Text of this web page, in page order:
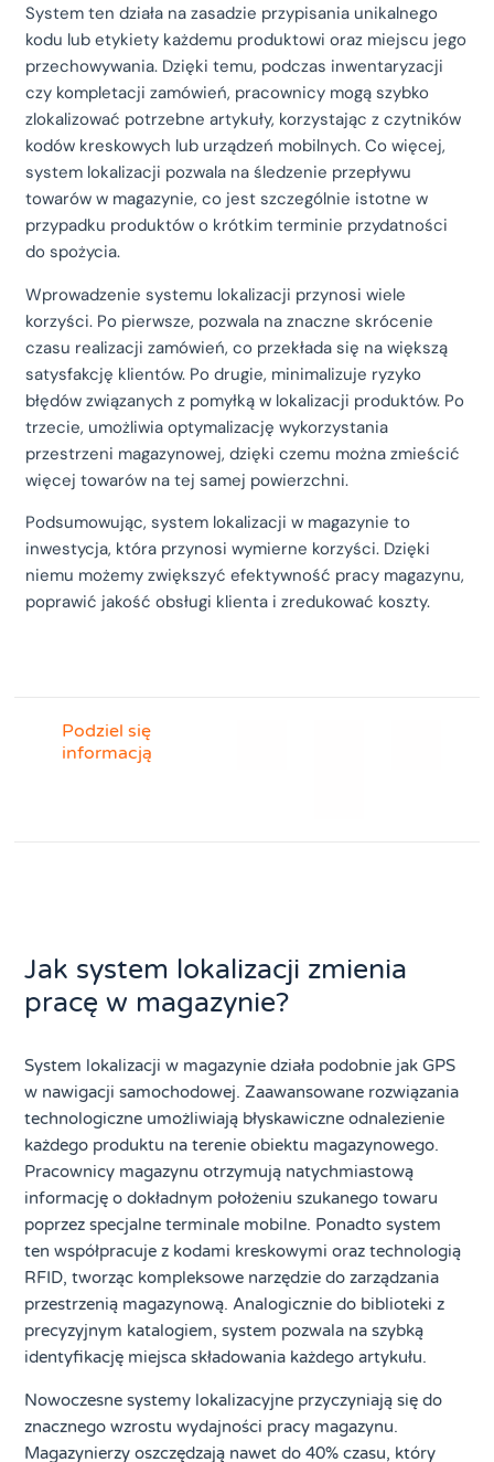
System ten działa na zasadzie przypisania unikalnego
kodu lub etykiety każdemu produktowi oraz miejscu jego
przechowywania. Dzięki temu, podczas inwentaryzacji
czy kompletacji zamówień, pracownicy mogą szybko
zlokalizować potrzebne artykuły, korzystając z czytników
kodów kreskowych lub urządzeń mobilnych. Co więcej,
system lokalizacji pozwala na śledzenie przepływu
towarów w magazynie, co jest szczególnie istotne w
przypadku produktów o krótkim terminie przydatności
do spożycia.
Wprowadzenie systemu lokalizacji przynosi wiele
korzyści. Po pierwsze, pozwala na znaczne skrócenie
czasu realizacji zamówień, co przekłada się na większą
satysfakcję klientów. Po drugie, minimalizuje ryzyko
błędów związanych z pomyłką w lokalizacji produktów. Po
trzecie, umożliwia optymalizację wykorzystania
przestrzeni magazynowej, dzięki czemu można zmieścić
więcej towarów na tej samej powierzchni.
Podsumowując, system lokalizacji w magazynie to
inwestycja, która przynosi wymierne korzyści. Dzięki
niemu możemy zwiększyć efektywność pracy magazynu,
poprawić jakość obsługi klienta i zredukować koszty.
Podziel się
informacją
Jak system lokalizacji zmienia
pracę w magazynie?
System lokalizacji w magazynie działa podobnie jak GPS
w nawigacji samochodowej. Zaawansowane rozwiązania
technologiczne umożliwiają błyskawiczne odnalezienie
każdego produktu na terenie obiektu magazynowego.
Pracownicy magazynu otrzymują natychmiastową
informację o dokładnym położeniu szukanego towaru
poprzez specjalne terminale mobilne. Ponadto system
ten współpracuje z kodami kreskowymi oraz technologią
RFID, tworząc kompleksowe narzędzie do zarządzania
przestrzenią magazynową. Analogicznie do biblioteki z
precyzyjnym katalogiem, system pozwala na szybką
identyfikację miejsca składowania każdego artykułu.
Nowoczesne systemy lokalizacyjne przyczyniają się do
znacznego wzrostu wydajności pracy magazynu.
Magazynierzy oszczędzają nawet do 40% czasu, który